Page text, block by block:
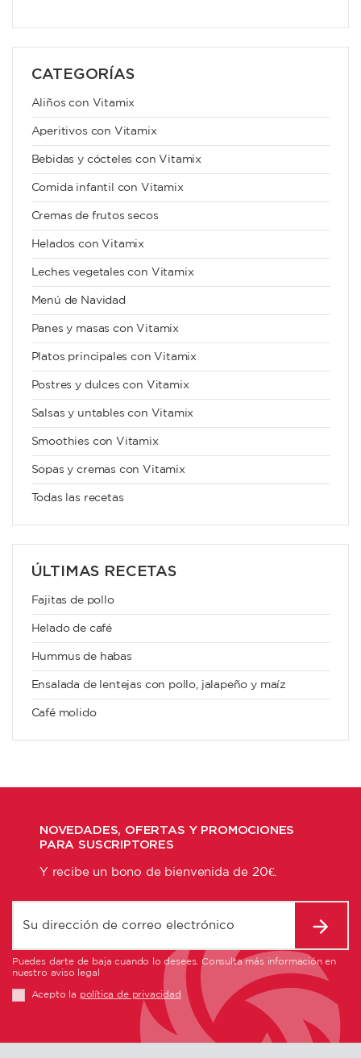
CATEGORÍAS
Aliños con Vitamix
Aperitivos con Vitamix
Bebidas y cócteles con Vitamix
Comida infantil con Vitamix
Cremas de frutos secos
Helados con Vitamix
Leches vegetales con Vitamix
Menú de Navidad
Panes y masas con Vitamix
Platos principales con Vitamix
Postres y dulces con Vitamix
Salsas y untables con Vitamix
Smoothies con Vitamix
Sopas y cremas con Vitamix
Todas las recetas
ÚLTIMAS RECETAS
Fajitas de pollo
Helado de café
Hummus de habas
Ensalada de lentejas con pollo, jalapeño y maíz
Café molido
NOVEDADES, OFERTAS Y PROMOCIONES
PARA SUSCRIPTORES
Y recibe un bono de bienvenida de 20€.
Puedes darte de baja cuando lo desees. Consulta más información en
nuestro aviso legal
Acepto la política de privacidad